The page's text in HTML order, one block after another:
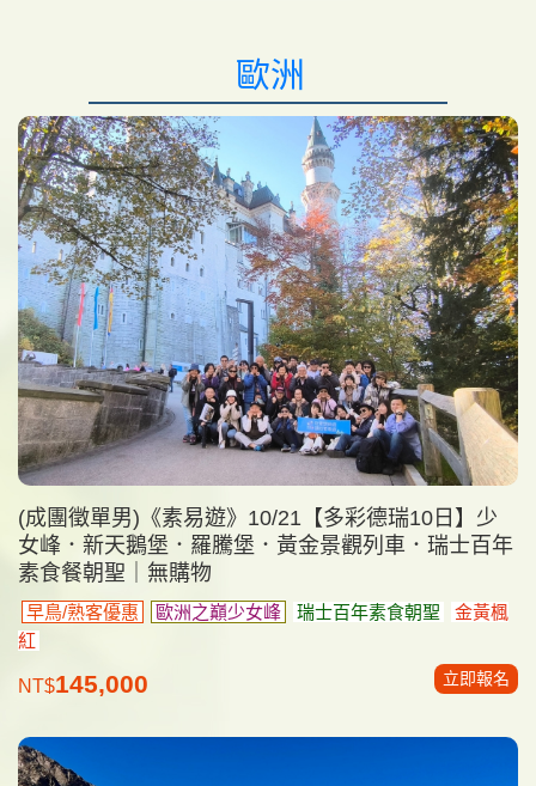
歐洲
(成團徵單男)《素易遊》10/21【多彩德瑞10日】少
女峰．新天鵝堡．羅騰堡．黃金景觀列車．瑞士百年
素食餐朝聖｜無購物
早鳥/熟客優惠 歐洲之巔少女峰 瑞士百年素食朝聖
金黃楓
紅
NT$145,000 立即報名